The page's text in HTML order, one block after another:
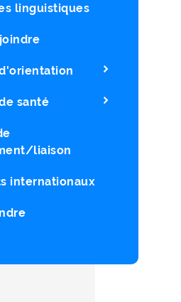
linguistiques
santé
liaison
internationaux